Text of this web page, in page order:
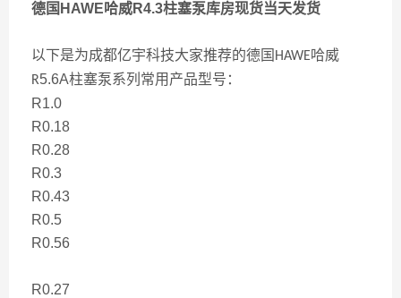
德国HAWE哈威R4.3柱塞泵库房现货当天发货
以下是为成都亿宇科技大家推荐的德国 HAWE哈威
R5.6A柱塞泵系列常用产品型号：
R1.0
R0.18
R0.28
R0.3
R0.43
R0.5
R0.56
R0.27